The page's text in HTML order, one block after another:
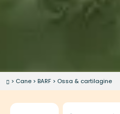
> Cane > BARF > Ossa & cartilagine
Prodotti da